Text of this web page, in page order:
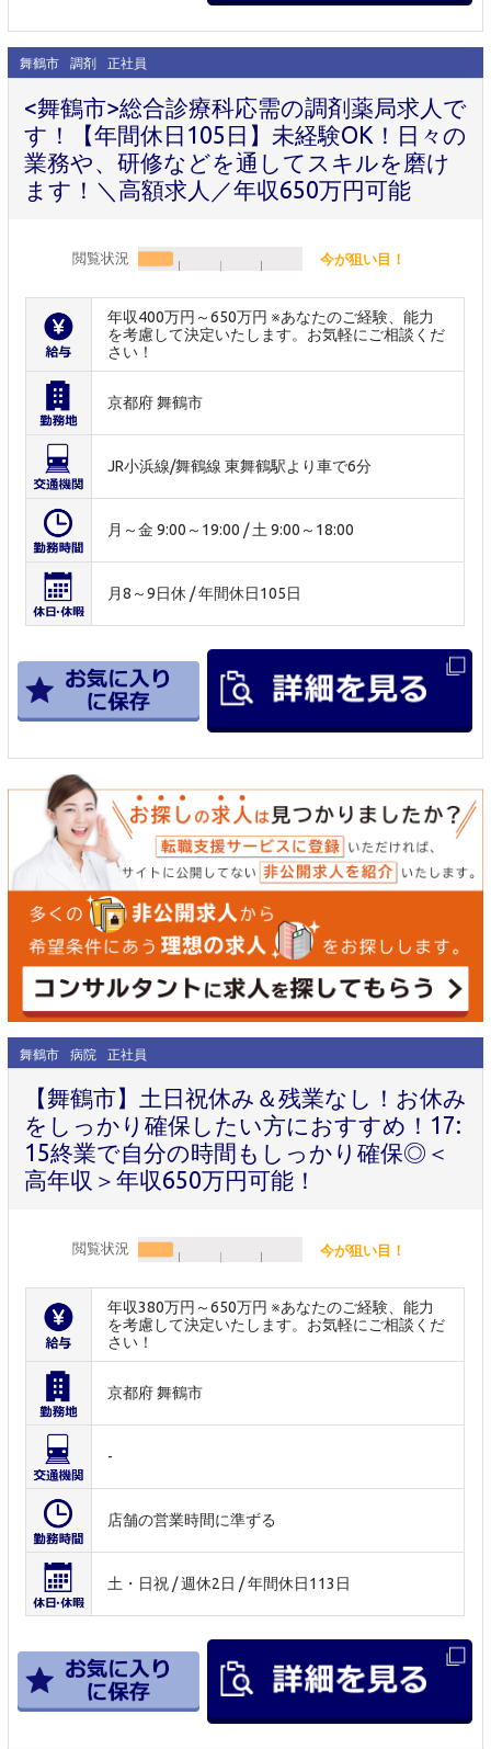
舞鶴市 調剤 正社員
<舞鶴市>総合診療科応需の調剤薬局求人で
す！【年間休日105日】未経験OK！日々の
業務や、研修などを通してスキルを磨け
ます！＼高額求人／年収650万円可能
閲覧状況 今が狙い目！
年収400万円～650万円 ※あなたのご経験、能力
を考慮して決定いたします。お気軽にご相談くだ
さい！
京都府 舞鶴市
JR小浜線/舞鶴線 東舞鶴駅より車で6分
月～金 9:00～19:00 / 土 9:00～18:00
月8～9日休 / 年間休日105日
舞鶴市 病院 正社員
【舞鶴市】土日祝休み＆残業なし！お休み
をしっかり確保したい方におすすめ！17:
15終業で自分の時間もしっかり確保◎＜
高年収＞年収650万円可能！
閲覧状況 今が狙い目！
年収380万円～650万円 ※あなたのご経験、能力
を考慮して決定いたします。お気軽にご相談くだ
さい！
京都府 舞鶴市
-
店舗の営業時間に準ずる
土・日祝 / 週休2日 / 年間休日113日